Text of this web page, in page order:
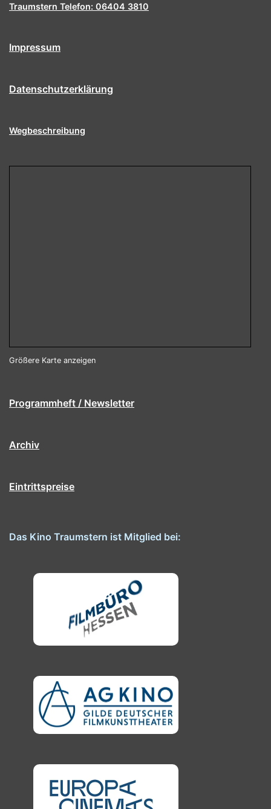
Traumstern Telefon: 06404 3810
Impressum
Datenschutzerklärung
Wegbeschreibung
Größere Karte anzeigen
Programmheft / Newsletter
Archiv
Eintrittspreise
Das Kino Traumstern ist Mitglied bei: